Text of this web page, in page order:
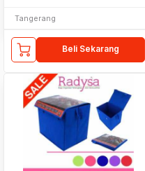
Tangerang
Beli Sekarang